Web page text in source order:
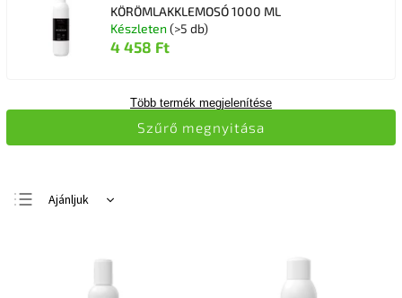
KÖRÖMLAKKLEMOSÓ 1000 ML
Készleten (>5 db)
4 458 Ft
Több termék megjelenítése
Ajánljuk
Legdrágább
Szűrő megnyitása